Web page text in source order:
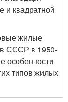
и квадратной
жилые
в СССР в 1950-
особенности
типов жилых